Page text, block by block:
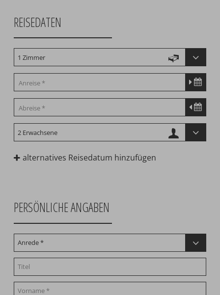
REISEDATEN
alternatives Reisedatum hinzufügen
PERSÖNLICHE ANGABEN